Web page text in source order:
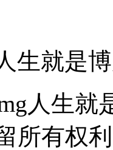
生就是
人生
所有权